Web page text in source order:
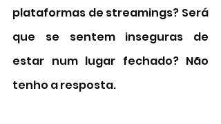
plataformas de streamings? Será
que se sentem inseguras de
estar num lugar fechado? Não
tenho a resposta.